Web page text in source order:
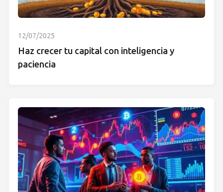
12/07/2025
Haz crecer tu capital con inteligencia y
paciencia